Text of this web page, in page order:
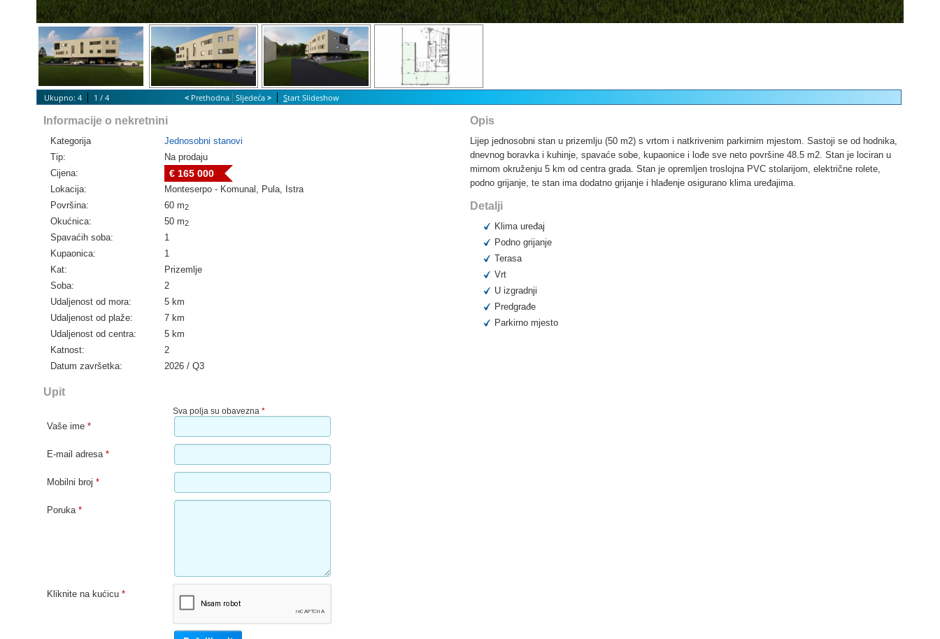
Ukupno: 4 1 / 4 < Prethodna Sljedeća > Start Slideshow
Informacije o nekretnini
Kategorija
Jednosobni stanovi
Tip:
Na prodaju
Cijena:
€ 165 000
Lokacija:
Monteserpo - Komunal, Pula, Istra
Površina:
60 m2
Okućnica: 50 m2
Spavaćih soba:
1
Kupaonica:
1
Kat:
Prizemlje
Soba:
2
Udaljenost od mora:
5 km
Udaljenost od plaže:
7 km
Udaljenost od centra:
5 km
Katnost:
2
Datum završetka:
2026 / Q3
Upit
Sva polja su obavezna *
Vaše ime *
E-mail adresa *
Mobilni broj *
Poruka *
Kliknite na kućicu *
Opis
Lijep jednosobni stan u prizemlju (50 m2) s vrtom i natkrivenim parkirnim mjestom. Sastoji se od hodnika,
dnevnog boravka i kuhinje, spavaće sobe, kupaonice i lođe sve neto površine 48.5 m2. Stan je lociran u
mirnom okruženju 5 km od centra grada. Stan je opremljen troslojna PVC stolarijom, električne rolete,
podno grijanje, te stan ima dodatno grijanje i hlađenje osigurano klima uređajima.
Detalji
Klima uređaj
Podno grijanje
Terasa
Vrt
U izgradnji
Predgrađe
Parkirno mjesto